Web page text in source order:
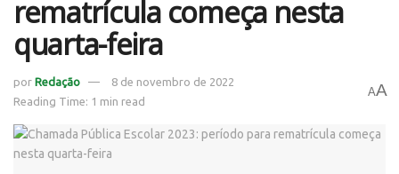
rematrícula começa nesta
quarta-feira
por Redação
8 de novembro de 2022
Reading Time: 1 min read
AA